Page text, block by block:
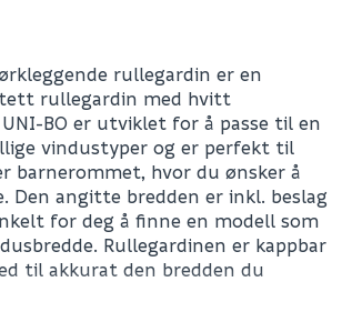
rullegardin er en
rullegardin med hvitt
BO er utviklet for å passe til en
vindustyper og er perfekt til
barnerommet, hvor du ønsker å
Den angitte bredden er inkl. beslag
for deg å finne en modell som
Rullegardinen er kappbar
til akkurat den bredden du